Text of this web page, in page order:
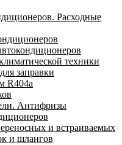
Расходные
техники
заправки
R404a
Антифризы
и встраиваемых
и шлангов